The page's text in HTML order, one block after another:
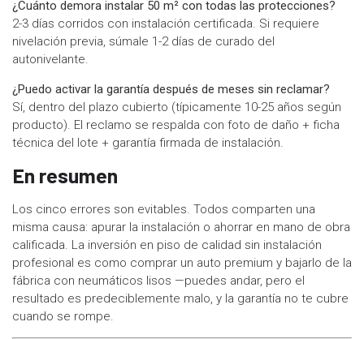
¿Cuánto demora instalar 50 m² con todas las protecciones?
2-3 días corridos con instalación certificada. Si requiere
nivelación previa, súmale 1-2 días de curado del
autonivelante.
¿Puedo activar la garantía después de meses sin reclamar?
Sí, dentro del plazo cubierto (típicamente 10-25 años según
producto). El reclamo se respalda con foto de daño + ficha
técnica del lote + garantía firmada de instalación.
En resumen
Los cinco errores son evitables. Todos comparten una
misma causa: apurar la instalación o ahorrar en mano de obra
calificada. La inversión en piso de calidad sin instalación
profesional es como comprar un auto premium y bajarlo de la
fábrica con neumáticos lisos —puedes andar, pero el
resultado es predeciblemente malo, y la garantía no te cubre
cuando se rompe.